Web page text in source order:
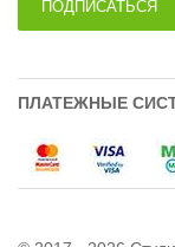
ПОДПИСАТЬСЯ
ПЛАТЕЖНЫЕ